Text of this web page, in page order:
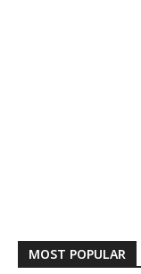
MOST POPULAR